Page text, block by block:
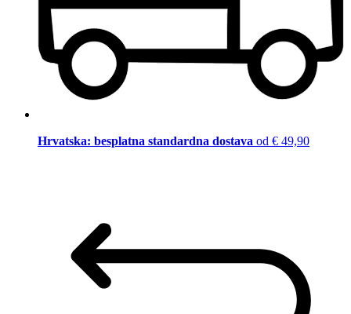
Hrvatska: besplatna standardna dostava od € 49,90